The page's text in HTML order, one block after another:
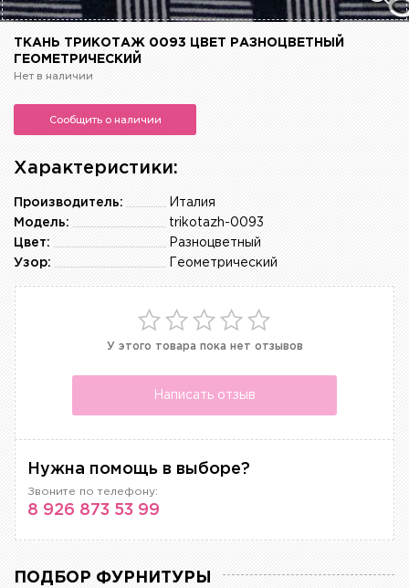
ТКАНЬ ТРИКОТАЖ 0093 ЦВЕТ РАЗНОЦВЕТНЫЙ
ГЕОМЕТРИЧЕСКИЙ
Нет в наличии
Сообщить о наличии
Характеристики:
Италия
Производитель:
trikotazh-0093
Модель:
Разноцветный
Цвет:
Геометрический
Узор:
У этого товара пока нет отзывов
Написать отзыв
Нужна помощь в выборе?
Звоните по телефону:
8 926 873 53 99
ПОДБОР ФУРНИТУРЫ